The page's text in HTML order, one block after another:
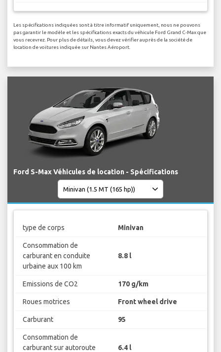
Les spécifications indiquées sont à titre informatif uniquement, nous ne pouvons
pas garantir le modèle et les spécifications exacts du véhicule Ford Grand C-Max que
vous recevrez. Pour plus de détails, vous devez vérifier auprès de la société de
location de voitures indiquée sur Nantes Aéroport.
Ford S-Max Véhicules de location - Spécifications
type de corps Minivan
Consommation de
carburant en conduite
urbaine aux 100 km
8.8 l
Emissions de CO2 170 g/km
Roues motrices Front wheel drive
Carburant 95
Consommation de
carburant sur autoroute
6.4 l